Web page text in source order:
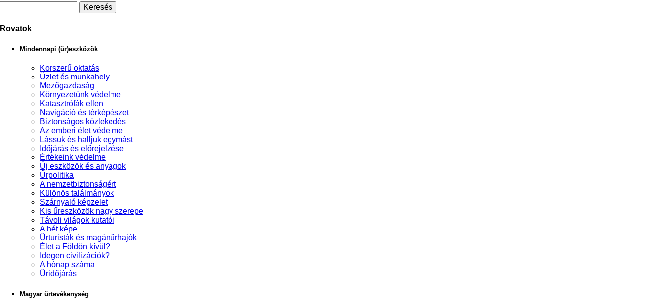
Rovatok
Mindennapi (űr)eszközök
Korszerű oktatás
Üzlet és munkahely
Mezőgazdaság
Környezetünk védelme
Katasztrófák ellen
Navigáció és térképészet
Biztonságos közlekedés
Az emberi élet védelme
Lássuk és halljuk egymást
Időjárás és előrejelzése
Értékeink védelme
Új eszközök és anyagok
Űrpolitika
A nemzetbiztonságért
Különös találmányok
Szárnyaló képzelet
Kis űreszközök nagy szerepe
Távoli világok kutatói
A hét képe
Űrturisták és magánűrhajók
Élet a Földön kívül?
Idegen civilizációk?
A hónap száma
Űridőjárás
Magyar űrtevékenység